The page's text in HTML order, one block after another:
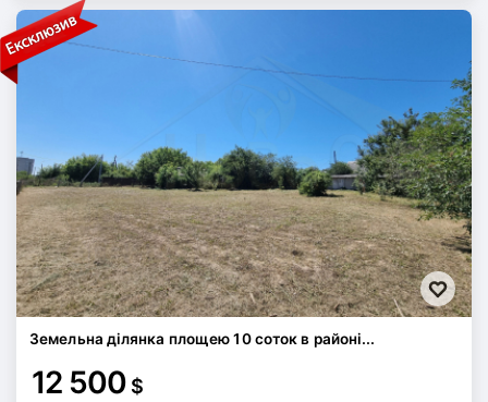
Земельна ділянка площею 10 соток в районі...
12 500 $